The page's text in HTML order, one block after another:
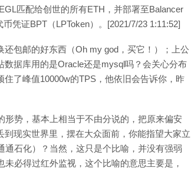
匹配给创世的所有ETH，并部署至Balancer
凭证BPT（LPToken）。[2021/7/23 1:11:52]
包邮的好东西（Oh my god，买它！）；上公
据库用的是Oracle还是mysql吗？会关心分布
了峰值10000w的TPS，他依旧会告诉你，昨
势，基本上相当于不由分说的，把原来偏安
现实世界里，摆在大众面前，你能指望大家立
通石化）？当然，这只是个比喻，并没有强弱
必得过红外监视，这个比喻的意思主要是，